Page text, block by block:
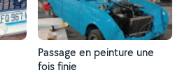
Passage en peinture une
fois finie